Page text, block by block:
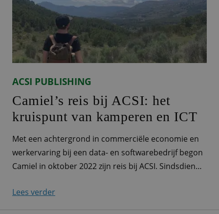
ACSI PUBLISHING
Camiel’s reis bij ACSI: het
kruispunt van kamperen en ICT
Met een achtergrond in commerciële economie en
werkervaring bij een data- en softwarebedrijf begon
Camiel in oktober 2022 zijn reis bij ACSI. Sindsdien
team ICT. Hij vertelt je graag iets meer over zijn rol
als productowner bij ACSI. Herkenbare ACSI-Auto's
Lees verder